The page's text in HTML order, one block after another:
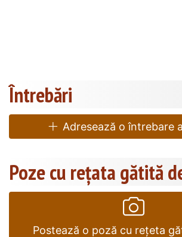
Întrebări
Adresează o întrebare
Poze cu rețata gătită
Postează o poză cu rețeta